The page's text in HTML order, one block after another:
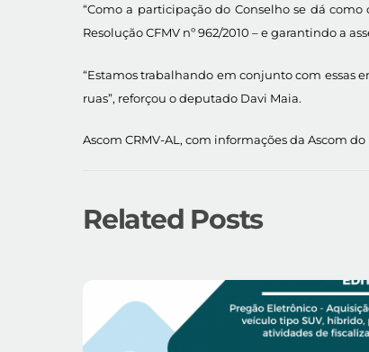
“Como a participação do Conselho se dá
Resolução CFMV nº 962/2010 – e garantindo a
“Estamos trabalhando em conjunto com essas
ruas”, reforçou o deputado Davi Maia.
Ascom CRMV-AL, com informações da Ascom
Related Posts